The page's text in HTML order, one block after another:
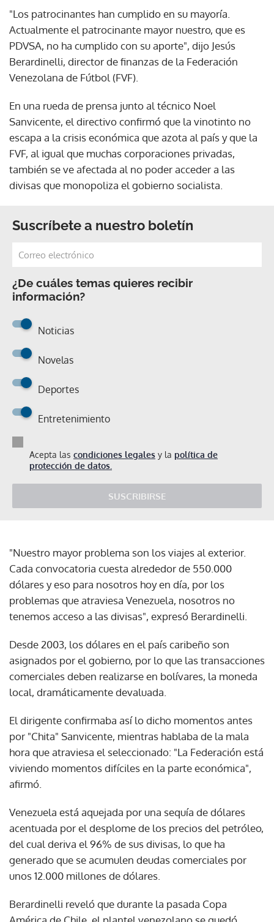
"Los patrocinantes han cumplido en su mayoría.
Actualmente el patrocinante mayor nuestro, que es
PDVSA, no ha cumplido con su aporte", dijo Jesús
Berardinelli, director de finanzas de la Federación
Venezolana de Fútbol (FVF).
En una rueda de prensa junto al técnico Noel
Sanvicente, el directivo confirmó que la vinotinto no
escapa a la crisis económica que azota al país y que la
FVF, al igual que muchas corporaciones privadas,
también se ve afectada al no poder acceder a las
divisas que monopoliza el gobierno socialista.
Suscríbete a nuestro boletín
¿De cuáles temas quieres recibir
información?
Noticias
Novelas
Deportes
Entretenimiento
Acepta las condiciones legales y la política de
protección de datos.
SUSCRIBIRSE
"Nuestro mayor problema son los viajes al exterior.
Cada convocatoria cuesta alrededor de 550.000
dólares y eso para nosotros hoy en día, por los
problemas que atraviesa Venezuela, nosotros no
tenemos acceso a las divisas", expresó Berardinelli.
Desde 2003, los dólares en el país caribeño son
asignados por el gobierno, por lo que las transacciones
comerciales deben realizarse en bolívares, la moneda
local, dramáticamente devaluada.
El dirigente confirmaba así lo dicho momentos antes
por "Chita" Sanvicente, mientras hablaba de la mala
hora que atraviesa el seleccionado: "La Federación está
viviendo momentos difíciles en la parte económica",
afirmó.
Venezuela está aquejada por una sequía de dólares
acentuada por el desplome de los precios del petróleo,
del cual deriva el 96% de sus divisas, lo que ha
generado que se acumulen deudas comerciales por
unos 12.000 millones de dólares.
Berardinelli reveló que durante la pasada Copa